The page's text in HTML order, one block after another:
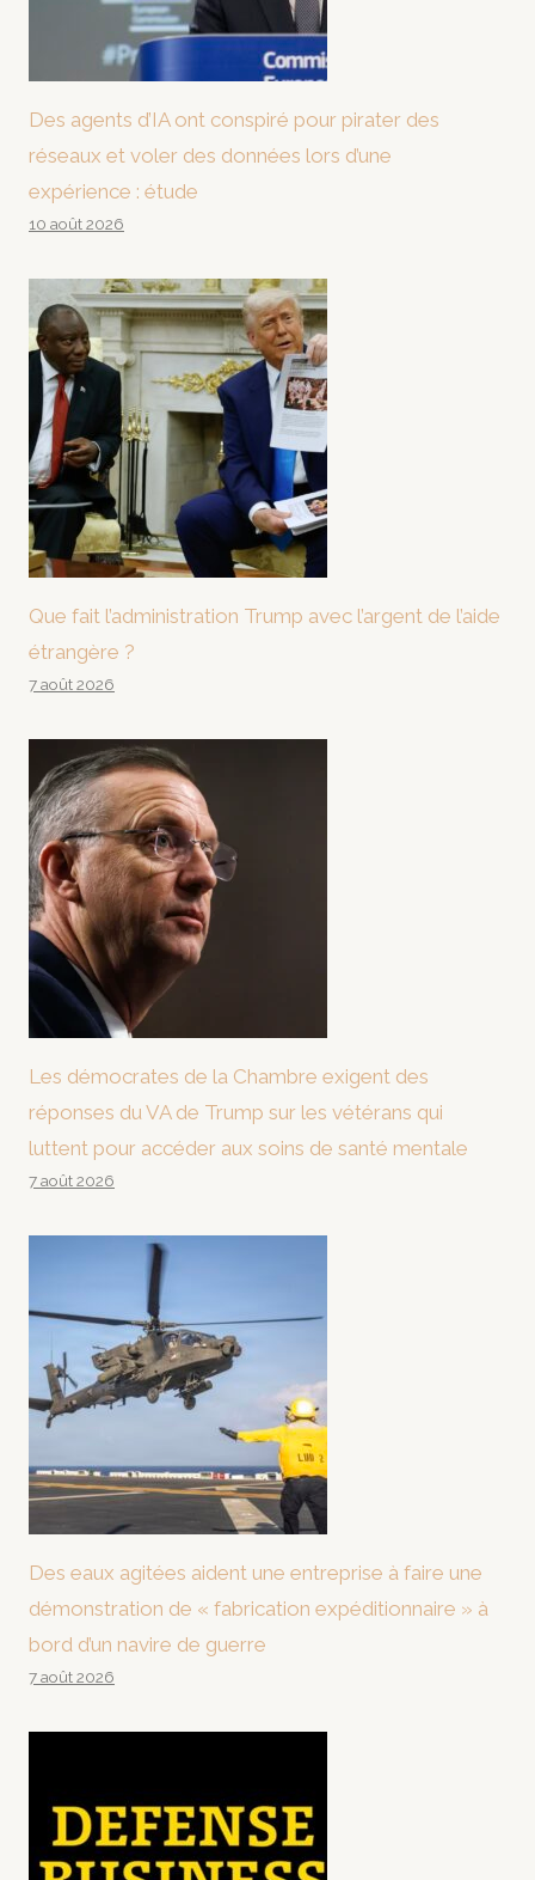
Des agents d’IA ont conspiré pour pirater des
réseaux et voler des données lors d’une
expérience : étude
10 août 2026
Que fait l’administration Trump avec l’argent de l’aide
étrangère ?
7 août 2026
Les démocrates de la Chambre exigent des
réponses du VA de Trump sur les vétérans qui
luttent pour accéder aux soins de santé mentale
7 août 2026
Des eaux agitées aident une entreprise à faire une
démonstration de « fabrication expéditionnaire » à
bord d’un navire de guerre
7 août 2026